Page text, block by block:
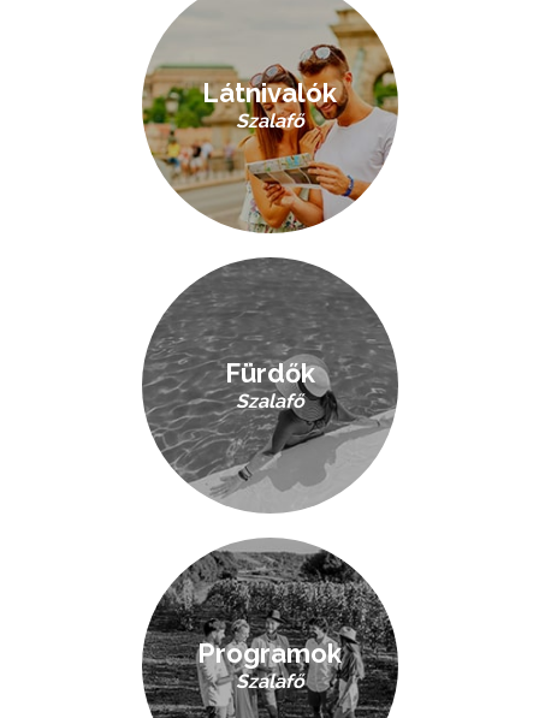
Látnivalók
Szalafő
Fürdők
Szalafő
Programok
Szalafő